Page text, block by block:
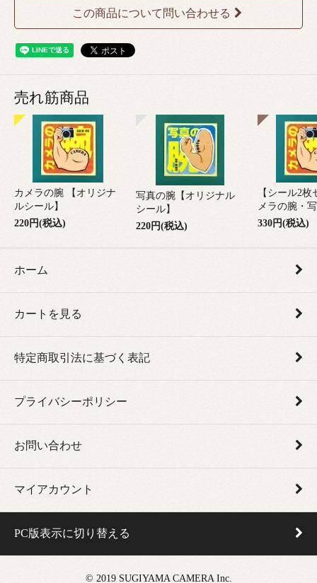
この商品について問い合わせる
売れ筋商品
カメラの腕 【オリジナ
ルシール】
220円(税込)
写真の腕【オリジナル
シール】
220円(税込)
【シール2
メラの腕・
330円(税込)
ホーム
カートを見る
特定商取引法に基づく表記
プライバシーポリシー
お問い合わせ
マイアカウント
PC版表示に切り替える
© 2019 SUGIYAMA CAMERA Inc.